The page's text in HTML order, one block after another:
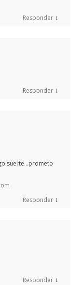
Responder ↓
Responder ↓
suerte…prometo
Responder ↓
Responder ↓